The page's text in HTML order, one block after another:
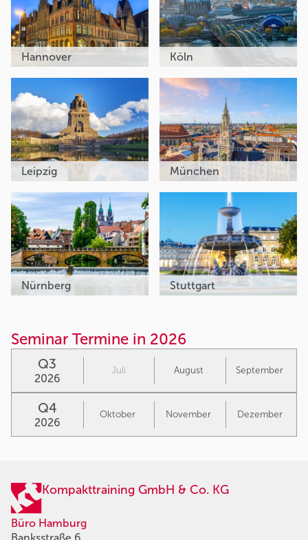
Hannover Köln
Leipzig München
Nürnberg Stuttgart
Seminar Termine in 2026
Q3
2026
Juli August September
Q4
2026
Oktober November Dezember
Kompakttraining GmbH & Co. KG
Büro Hamburg